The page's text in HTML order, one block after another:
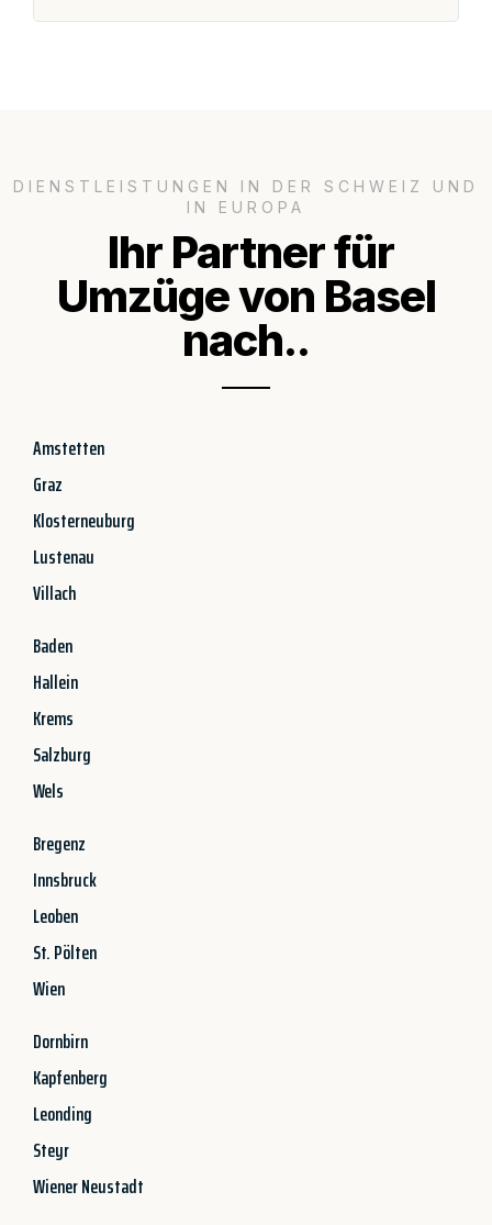
DIENSTLEISTUNGEN IN DER SCHWEIZ UND
IN EUROPA
Ihr Partner für
Umzüge von Basel
nach..
Amstetten
Graz
Klosterneuburg
Lustenau
Villach
Baden
Hallein
Krems
Salzburg
Wels
Bregenz
Innsbruck
Leoben
St. Pölten
Wien
Dornbirn
Kapfenberg
Leonding
Steyr
Wiener Neustadt